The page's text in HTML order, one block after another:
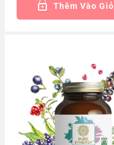
Thêm Vào Giỏ